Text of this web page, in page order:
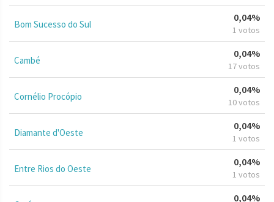
Bom Sucesso do Sul
0,04%
1 votos
Cambé
0,04%
17 votos
Cornélio Procópio
0,04%
10 votos
Diamante d'Oeste
0,04%
1 votos
Entre Rios do Oeste
0,04%
1 votos
0,04%